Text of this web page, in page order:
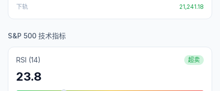
下轨
21,241.18
S&P 500 技术指标
RSI (14) 超卖
23.8